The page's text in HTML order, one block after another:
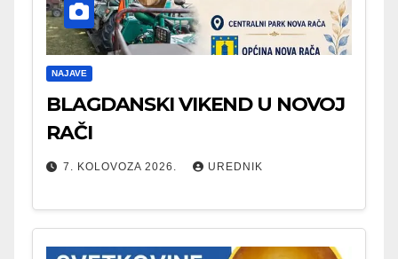
NAJAVE
BLAGDANSKI VIKEND U NOVOJ
RAČI
7. KOLOVOZA 2026. UREDNIK